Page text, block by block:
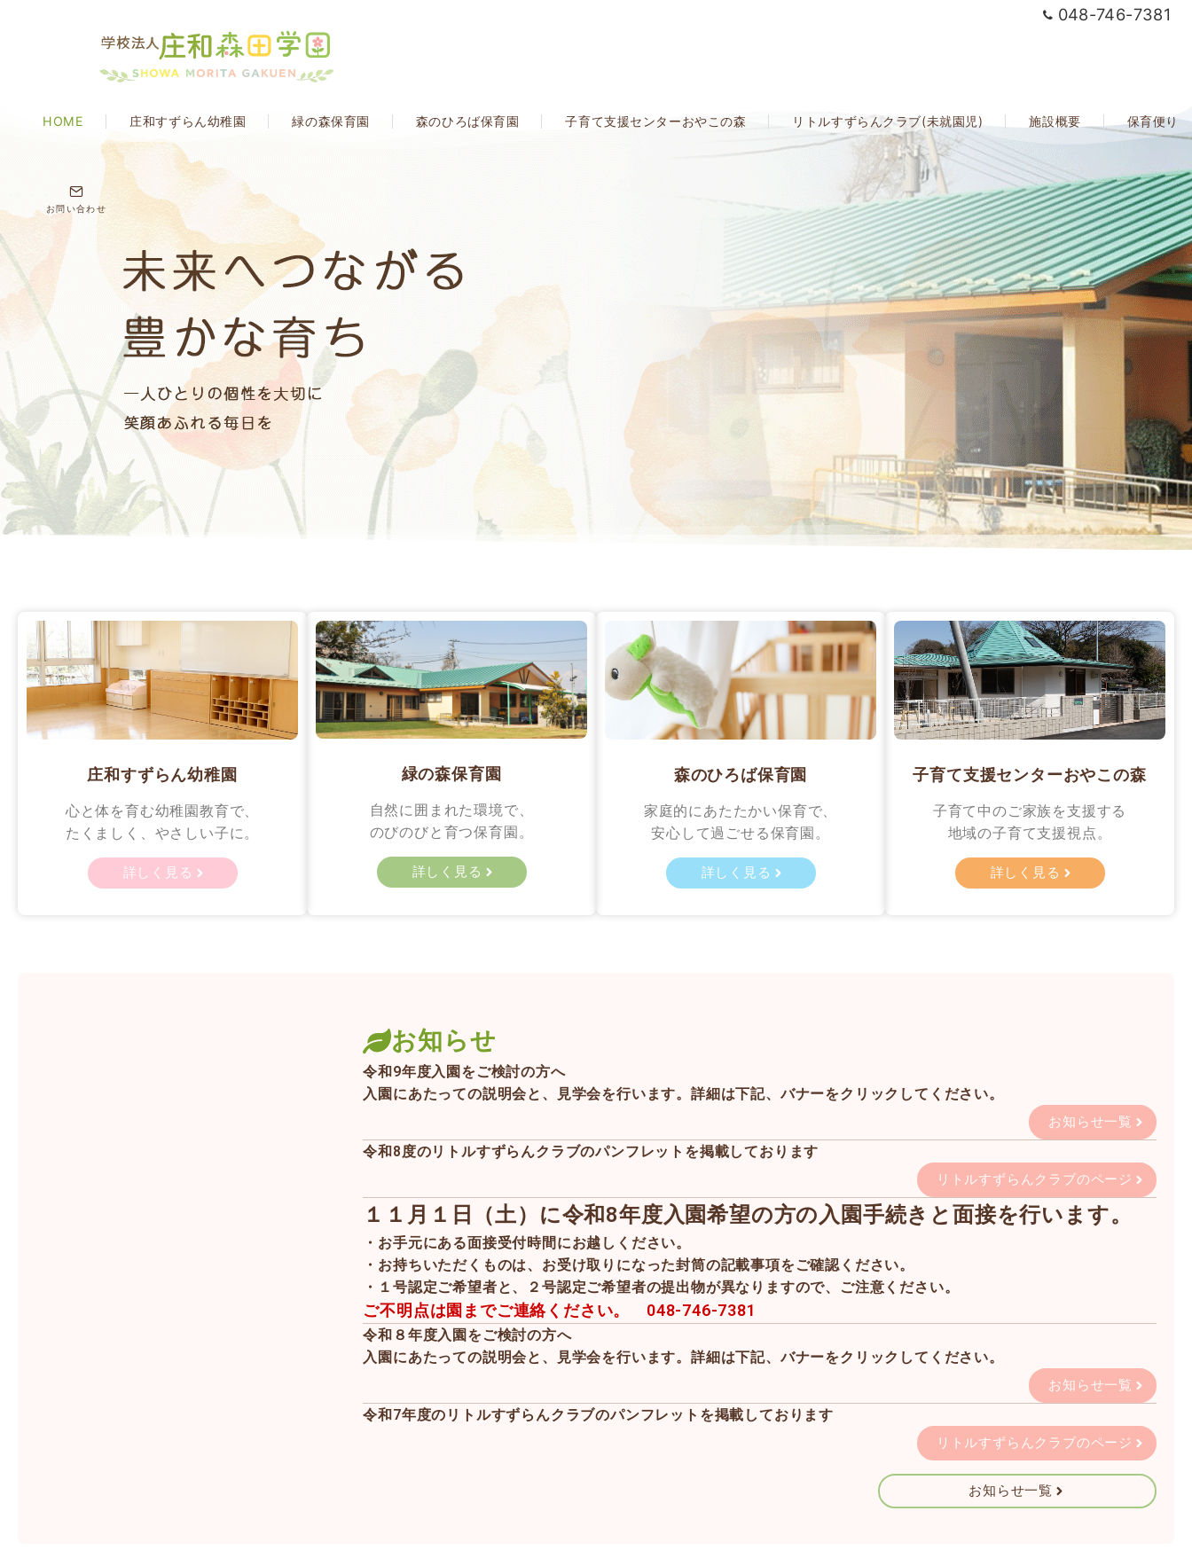
048-746-7381
HOME 庄和すずらん幼稚園 緑の森保育園 森のひろば保育園 子育て支援センターおやこの森 リトルすずらんクラブ(未就園児) 施設概要 保育便り
お問い合わせ
庄和すずらん幼稚園
心と体を育む幼稚園教育で、
たくましく、やさしい子に。
詳しく見る
緑の森保育園
自然に囲まれた環境で、
のびのびと育つ保育園。
詳しく見る
森のひろば保育園
家庭的にあたたかい保育で、
安心して過ごせる保育園。
詳しく見る
子育て支援センターおやこの森
子育て中のご家族を支援する
地域の子育て支援視点。
詳しく見る
お知らせ
令和9年度入園をご検討の方へ
入園にあたっての説明会と、見学会を行います。詳細は下記、バナーをクリックしてください。
お知らせ一覧
令和8度のリトルすずらんクラブのパンフレットを掲載しております
リトルすずらんクラブのページ
１１月１日（土）に令和8年度入園希望の方の入園手続きと面接を行います。
・お手元にある面接受付時間にお越しください。
・お持ちいただくものは、お受け取りになった封筒の記載事項をご確認ください。
・１号認定ご希望者と、２号認定ご希望者の提出物が異なりますので、ご注意ください。
ご不明点は園までご連絡ください。 048-746-7381
令和８年度入園をご検討の方へ
入園にあたっての説明会と、見学会を行います。詳細は下記、バナーをクリックしてください。
お知らせ一覧
令和7年度のリトルすずらんクラブのパンフレットを掲載しております
リトルすずらんクラブのページ
お知らせ一覧